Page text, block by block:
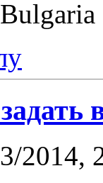
2014,